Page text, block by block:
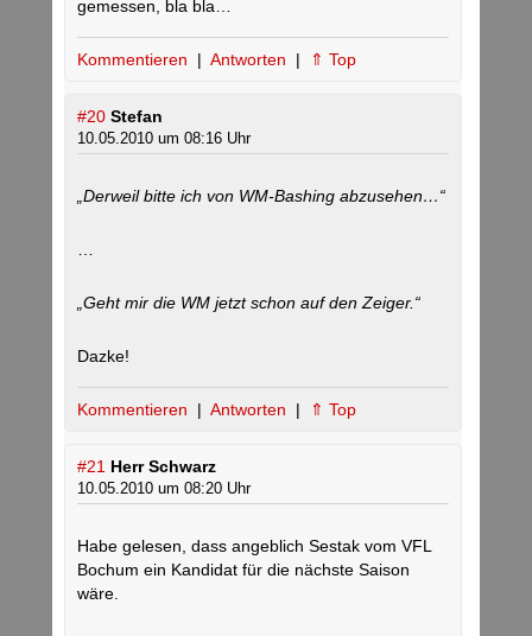
gemessen, bla bla…
Kommentieren | Antworten | ⇑ Top
#20 Stefan
10.05.2010 um 08:16 Uhr
„Derweil bitte ich von WM-Bashing abzusehen…“
„Geht mir die WM jetzt schon auf den Zeiger.“
Dazke!
Kommentieren | Antworten | ⇑ Top
#21 Herr Schwarz
10.05.2010 um 08:20 Uhr
Habe gelesen, dass angeblich Sestak vom VFL
Bochum ein Kandidat für die nächste Saison
wäre.